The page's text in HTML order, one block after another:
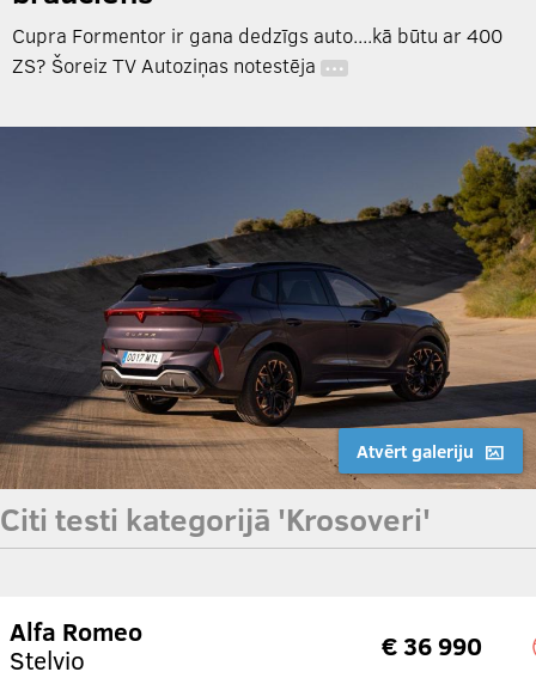
Cupra Formentor ir gana dedzīgs auto....kā būtu ar 400
ZS? Šoreiz TV Autoziņas notestēja …
Atvērt galeriju
Citi testi kategorijā 'Krosoveri'
Alfa Romeo
Stelvio
€ 36 990